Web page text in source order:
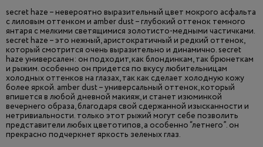
seсret haze – невероятно выразительный цвет мокрого асфальта
с лиловым оттенком и amber dust – глубокий оттенок темного
янтаря с мелкими светящимися золотисто-медными частичками.
secret haze – это нежный, аристократичный и редкий оттенок,
который смотрится очень выразительно и динамично. seсret
haze универсален: он подходит, как блондинкам, так брюнеткам
и рыжим. особенно он придется по вкусу любительницам
холодных оттенков на глазах, так как сделает холодную кожу
более яркой. amber dust – универсальный оттенок, который
впишется в любой дневной макияж, и станет изюминкой
вечернего образа, благодаря свой сдержанной изысканности и
нетривиальности. только этот рыжий могут себе позволить
представители любых цветотипов, а особенно “летнего”. он
прекрасно подчеркнет яркость зеленых глаз.